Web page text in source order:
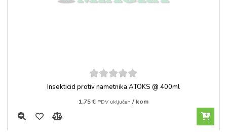
5out of
Insekticid protiv nametnika ATOKS @ 400ml
1,75€ PDV uključen / kom